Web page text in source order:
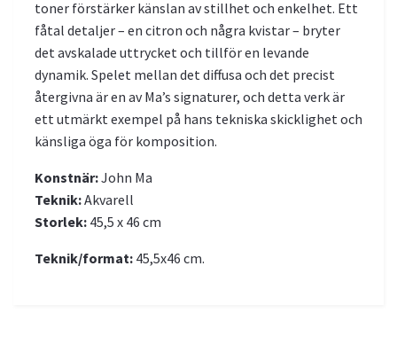
toner förstärker känslan av stillhet och enkelhet. Ett
fåtal detaljer – en citron och några kvistar – bryter
det avskalade uttrycket och tillför en levande
dynamik. Spelet mellan det diffusa och det precist
återgivna är en av Ma’s signaturer, och detta verk är
ett utmärkt exempel på hans tekniska skicklighet och
känsliga öga för komposition.
Konstnär:John Ma
Teknik:Akvarell
Storlek: 45,5 x 46 cm
Teknik/format: 45,5x46 cm.